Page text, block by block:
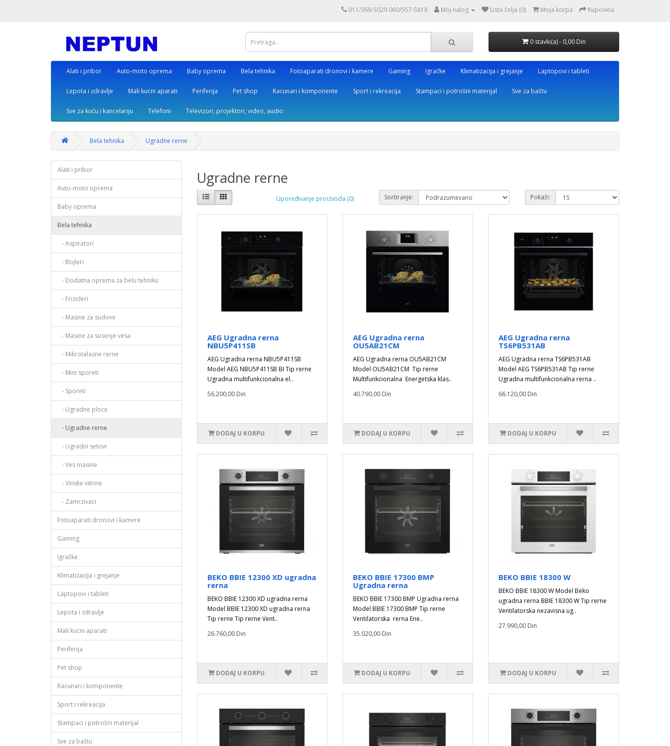
011/369-5029 060/557-5818 Moj nalog Lista želja (0) Moja korpa Kupovina
0 stavki(a) - 0,00 Din
Alati i pribor Auto-moto oprema Baby oprema Bela tehnika Fotoaparati dronovi i kamere Gaming Igračke Klimatizacija i grejanje Laptopovi i tableti
Lepota i zdravlje Mali kucni aparati Periferija Pet shop Racunari i komponente Sport i rekreacija Stampaci i potrošni materijal Sve za baštu
Sve za kuću i kancelariju Telefoni Televizori, projektori, video, audio
Bela tehnika Ugradne rerne
Alati i pribor
Auto-moto oprema
Baby oprema
Bela tehnika
- Aspiratori
- Bojleri
- Dodatna oprema za belu tehniku
- Frizideri
- Masine za sudove
- Masine za susenje vesa
- Mikrotalasne rerne
- Mini sporeti
- Sporeti
- Ugradne ploce
- Ugradne rerne
- Ugradni setovi
- Ves masine
- Vinske vitrine
- Zamrzivaci
Fotoaparati dronovi i kamere
Gaming
Igračke
Klimatizacija i grejanje
Laptopovi i tableti
Lepota i zdravlje
Mali kucni aparati
Periferija
Pet shop
Racunari i komponente
Sport i rekreacija
Stampaci i potrošni materijal
Sve za baštu
Ugradne rerne
Upoređivanje proizvoda (0) Sortiranje: Pokaži:
AEG Ugradna rerna
NBU5P411SB
AEG Ugradna rerna NBU5P411SB
Model AEG NBU5P411SB BI Tip rerne
Ugradna multifunkcionalna el..
56.200,00 Din
DODAJ U KORPU
AEG Ugradna rerna
OU5AB21CM
AEG Ugradna rerna OU5AB21CM
Model OU5AB21CM Tip rerne
Multifunkcionalna Energetska klas..
40.790,00 Din
DODAJ U KORPU
AEG Ugradna rerna
TS6PB531AB
AEG Ugradna rerna TS6PB531AB
Model AEG TS6PB531AB Tip rerne
Ugradna multifunkcionalna rerna ..
66.120,00 Din
DODAJ U KORPU
BEKO BBIE 12300 XD ugradna
rerna
BEKO BBIE 12300 XD ugradna rerna
Model BBIE 12300 XD ugradna rerna
Tip rerne Tip rerne Vent..
26.760,00 Din
DODAJ U KORPU
BEKO BBIE 17300 BMP
Ugradna rerna
BEKO BBIE 17300 BMP Ugradna rerna
Model BBIE 17300 BMP Tip rerne
Ventilatorska rerna Ene..
35.020,00 Din
DODAJ U KORPU
BEKO BBIE 18300 W
BEKO BBIE 18300 W Model Beko
ugradna rerna BBIE 18300 W Tip rerne
Ventilatorska nezavisna ug..
27.990,00 Din
DODAJ U KORPU